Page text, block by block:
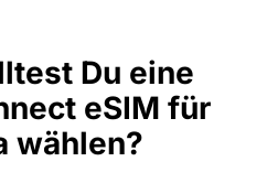
Du eine
eSIM für
wählen?